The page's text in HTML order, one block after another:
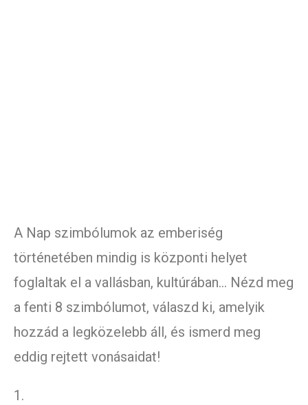
A Nap szimbólumok az emberiség
történetében mindig is központi helyet
foglaltak el a vallásban, kultúrában… Nézd meg
a fenti 8 szimbólumot, válaszd ki, amelyik
hozzád a legközelebb áll, és ismerd meg
eddig rejtett vonásaidat!
1.